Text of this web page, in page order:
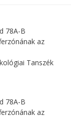
78A-B
az
Tanszék
78A-B
az